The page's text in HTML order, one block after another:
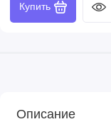
Купить
Описание